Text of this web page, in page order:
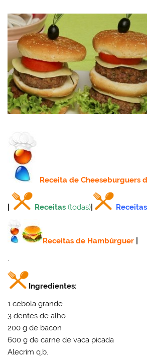
Receitade Cheeseburguers
Receitas (todas)
Receitas de Hambúrguer
.
Ingredientes:
1 cebola grande
3 dentes de alho
200 g de bacon
600 g de carne de vaca picada
Alecrim q.b.